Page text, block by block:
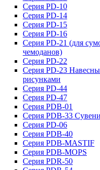
Серия PD-10
Серия PD-14
Серия PD-15
Серия PD-16
Серия PD-21 (для
чемоданов)
Серия PD-22
Серия PD-23
рисунками
Серия PD-44
Серия PD-47
Серия PDB-01
Серия PDB-33
Серия PD-06
Серия PDB-40
Серия PDB-MASTIF
Серия PDB-MOPS
Серия PDR-50